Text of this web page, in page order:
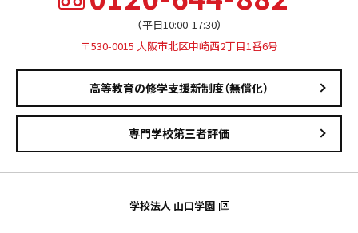
（平日10:00-17:30）
〒530-0015 大阪市北区中崎西2丁目1番6号
高等教育の修学支援新制度（無償化）
専門学校第三者評価
学校法人 山口学園